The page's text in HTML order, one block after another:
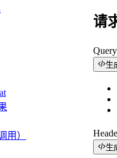
用）
请
生
生